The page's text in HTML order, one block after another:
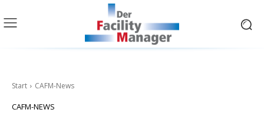
Start CAFM-News
CAFM-NEWS